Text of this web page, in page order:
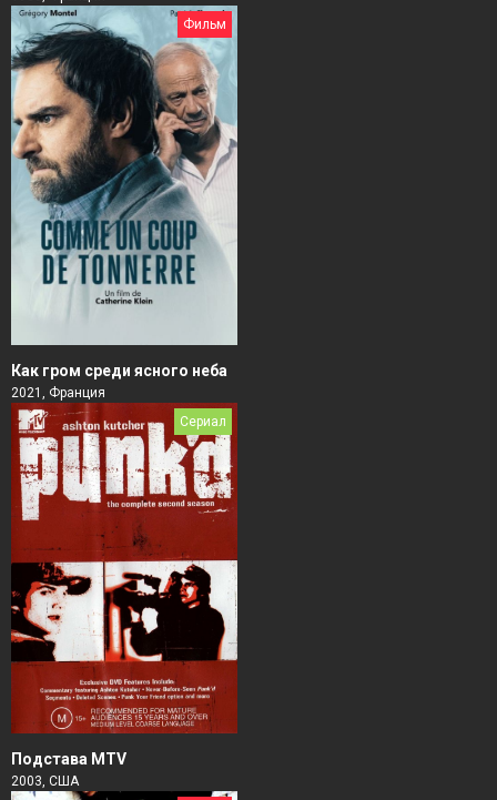
Фильм
Как гром среди ясного неба
2021, Франция
Сериал
Подстава MTV
2003, США